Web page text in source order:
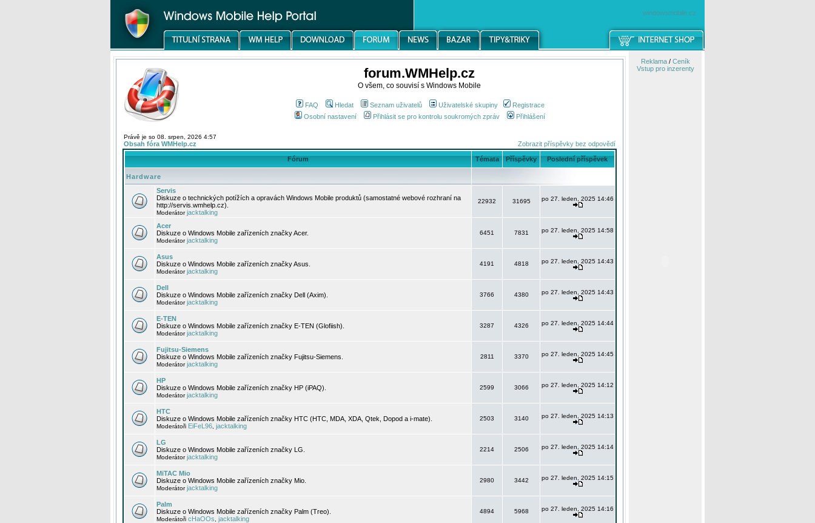
windowsmobile.cz
forum.WMHelp.cz
O všem, co souvisí s Windows Mobile
FAQ Hledat Seznam uživatelů Uživatelské skupiny
Registrace
Osobní nastavení
Přihlásit se pro kontrolu soukromých zpráv Přihlášení
Právě je so 08. srpen, 2026 4:57
Obsah fóra WMHelp.cz Zobrazit příspěvky bez odpovědí
Fórum Témata Příspěvky Poslední příspěvek
Hardware
Servis
Diskuze o technických potížích a opravách Windows Mobile produktů (samostatné webové rozhraní na
http://servis.wmhelp.cz).
Moderátorjacktalking
22932 31695 po 27. leden, 2025 14:46
Acer
Diskuze o Windows Mobile zařízeních značky Acer.
Moderátorjacktalking
6451 7831 po 27. leden, 2025 14:58
Asus
Diskuze o Windows Mobile zařízeních značky Asus.
Moderátorjacktalking
4191 4818 po 27. leden, 2025 14:43
Dell
Diskuze o Windows Mobile zařízeních značky Dell (Axim).
Moderátorjacktalking
3766 4380 po 27. leden, 2025 14:43
E-TEN
Diskuze o Windows Mobile zařízeních značky E-TEN (Glofiish).
Moderátorjacktalking
3287 4326 po 27. leden, 2025 14:44
Fujitsu-Siemens
Diskuze o Windows Mobile zařízeních značky Fujitsu-Siemens.
Moderátorjacktalking
2811 3370 po 27. leden, 2025 14:45
HP
Diskuze o Windows Mobile zařízeních značky HP (iPAQ).
Moderátorjacktalking
2599 3066 po 27. leden, 2025 14:12
HTC
Diskuze o Windows Mobile zařízeních značky HTC (HTC, MDA, XDA, Qtek, Dopod a i-mate).
Moderátoři EiFeL96 jacktalking
2503 3140 po 27. leden, 2025 14:13
LG
Diskuze o Windows Mobile zařízeních značky LG.
Moderátorjacktalking
2214 2506 po 27. leden, 2025 14:14
MiTAC Mio
Diskuze o Windows Mobile zařízeních značky Mio.
Moderátorjacktalking
2980 3442 po 27. leden, 2025 14:15
Palm
Diskuze o Windows Mobile zařízeních značky Palm (Treo).
Moderátoři cHaOOs jacktalking
4894 5968 po 27. leden, 2025 14:16
Reklama/ Ceník
Vstup pro inzerenty